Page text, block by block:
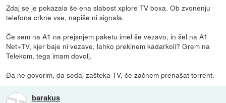
Zdaj se je pokazala še ena slabost xplore TV boxa. Ob zvonenju
telefona crkne vse, napiše ni signala.
Če sem na A1 na prejsnjem paketu imel še vezavo, in šel na A1
Net+TV, kjer baje ni vezave, lahko prekinem kadarkoli? Grem na
Telekom, tega imam dovolj.
Da ne govorim, da sedaj zašteka TV, če začnem prenašat torrent.
barakus